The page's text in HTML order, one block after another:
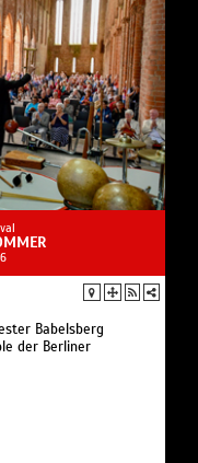
Babelsberg
der Berliner